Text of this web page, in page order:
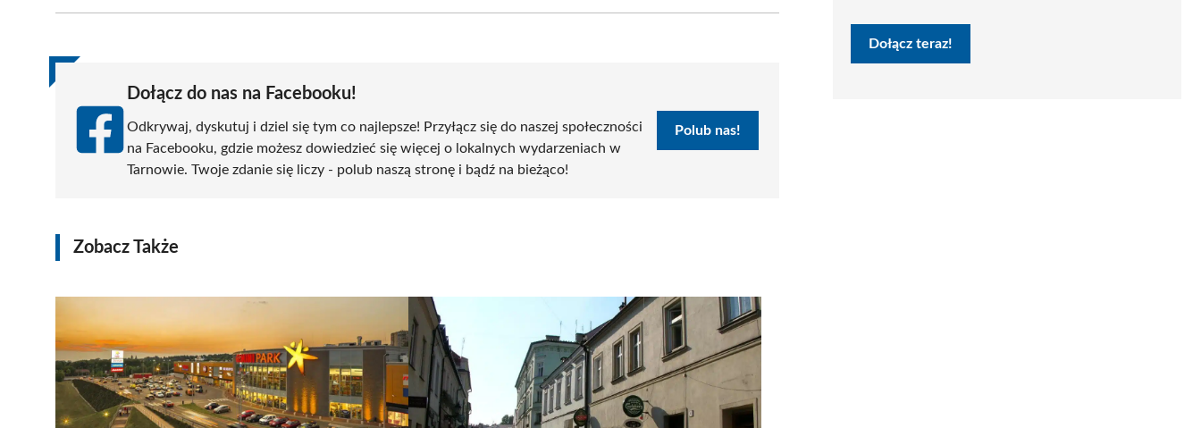
(Twitter)
Dołącz do nas na Facebooku!
Odkrywaj, dyskutuj i dziel się tym co najlepsze! Przyłącz się do naszej społeczności
na Facebooku, gdzie możesz dowiedzieć się więcej o lokalnych wydarzeniach w
Tarnowie. Twoje zdanie się liczy - polub naszą stronę i bądź na bieżąco!
Polub nas!
Zobacz Także
Dołącz teraz!